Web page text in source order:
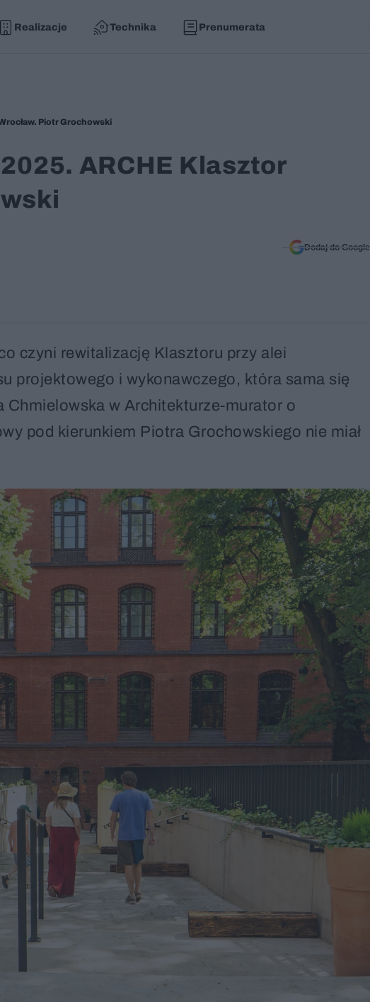
Realizacje Technika Prenumerata
Piotr Grochowski
ARCHE Klasztor
Dodaj do Google
czyni rewitalizację Klasztoru przy alei
projektowego i wykonawczego, która sama się
Chmielowska w Architekturze-murator o
pod kierunkiem Piotra Grochowskiego nie miał